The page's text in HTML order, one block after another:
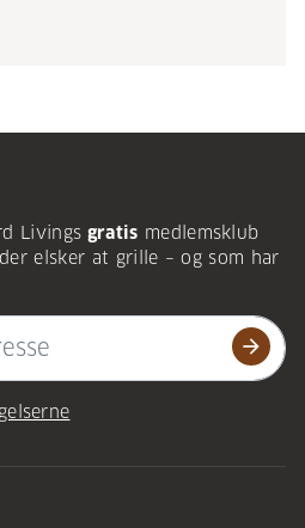
Livings gratis medlemsklub
elsker at grille – og som har
arrow_forward